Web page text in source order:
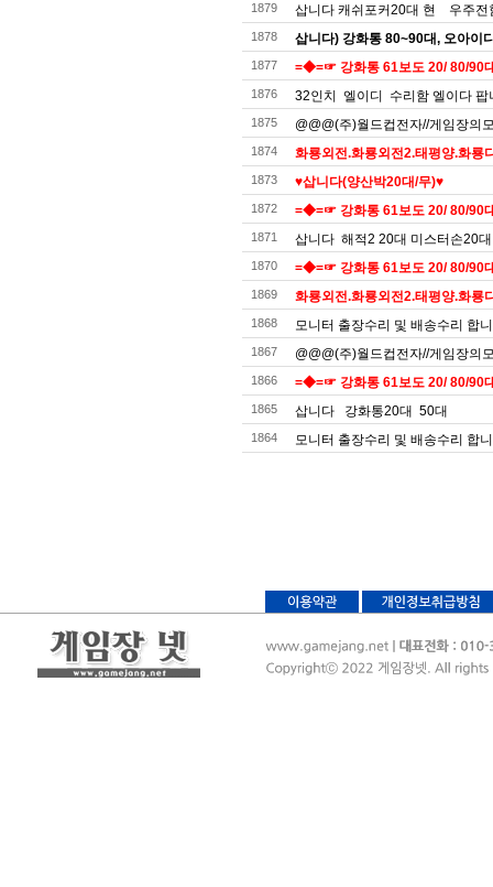
1879 삽니다 캐쉬포커20대 현 우주전
1878 삽니다) 강화통 80~90대, 오아이
1877 =◆=☞ 강화통 61보도 20/ 80/90
1876 32인치 엘이디 수리함 엘이다 팝
1875 @@@(주)월드컵전자//게임장의
1874 화룡외전.화룡외전2.태평양.화룡
1873 ♥️삽니다(양산박20대/무)♥️
1872 =◆=☞ 강화통 61보도 20/ 80/90
1871 삽니다 해적2 20대 미스터손20
1870 =◆=☞ 강화통 61보도 20/ 80/90
1869 화룡외전.화룡외전2.태평양.화룡
1868 모니터 출장수리 및 배송수리 합
1867 @@@(주)월드컵전자//게임장의
1866 =◆=☞ 강화통 61보도 20/ 80/90
1865 삽니다 강화통20대 50대
1864 모니터 출장수리 및 배송수리 합